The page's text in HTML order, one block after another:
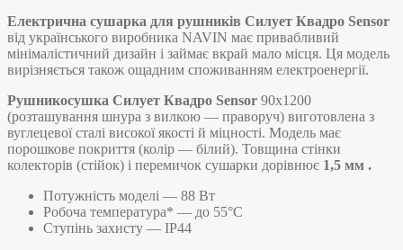
Електрична сушарка для рушників Силует Квадро Sensor
від українського виробника NAVIN має привабливий
мінімалістичний дизайн і займає вкрай мало місця. Ця модель
вирізняється також ощадним споживанням електроенергії.
Рушникосушка Силует Квадро Sensor 90х1200
(розташування шнура з вилкою — праворуч) виготовлена з
вуглецевої сталі високої якості й міцності. Модель має
порошкове покриття (колір — білий). Товщина стінки
колекторів (стійок) і перемичок сушарки дорівнює 1,5 мм .
Потужність моделі — 88 Вт
Робоча температура* — до 55°C
Ступінь захисту — IP44